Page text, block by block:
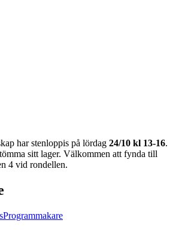
har stenloppis på lördag 24/10 kl 13-16.
sitt lager. Välkommen att fynda till
4 vid rondellen.
Programmakare